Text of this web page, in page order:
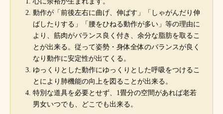
動作が「前後左右に曲げ、伸ばす」「しゃがんだり伸
ばしたりする」「腰をひねる動作が多い」等の理由に
より、筋肉がバランス良く付き、余分な脂肪を取るこ
とが出来る。従って姿勢・身体全体のバランスが良く
なり動作に安定性が出てくる。
ゆっくりとした動作にゆっくりとした呼吸をつけるこ
とにより肺機能の向上を図ることが出来る。
特別な道具を必要とせず、1畳分の空間があれば老若
男女いつでも、どこでも出来る。